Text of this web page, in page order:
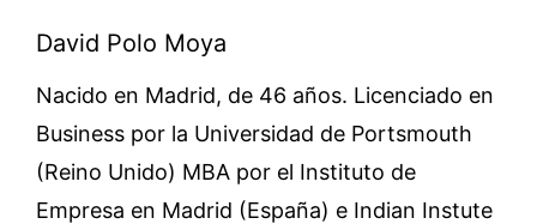
David Polo Moya
Nacido en Madrid, de 46 años. Licenciado en
Business por la Universidad de Portsmouth
(Reino Unido) MBA por el Instituto de
Empresa en Madrid (España) e Indian Instute